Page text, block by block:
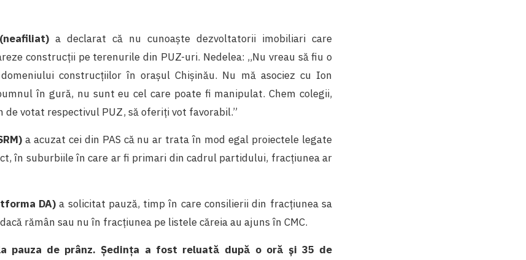
a declarat că nu cunoaște dezvoltatorii imobiliari care
construcții pe terenurile din PUZ-uri. Nedelea: ,,Nu vreau să fiu o
construcțiilor în orașul Chișinău. Nu mă asociez cu Ion
în gură, nu sunt eu cel care poate fi manipulat. Chem colegii,
de votat respectivul PUZ, să oferiți vot favorabil.”
a acuzat cei din PAS că nu ar trata în mod egal proiectele legate
în suburbiile în care ar fi primari din cadrul partidului, fracțiunea ar
DA)a solicitat pauză, timp în care consilierii din fracțiunea sa
rămân sau nu în fracțiunea pe listele căreia au ajuns în CMC.
pauza de prânz. Ședința a fost reluată după o oră și 35 de